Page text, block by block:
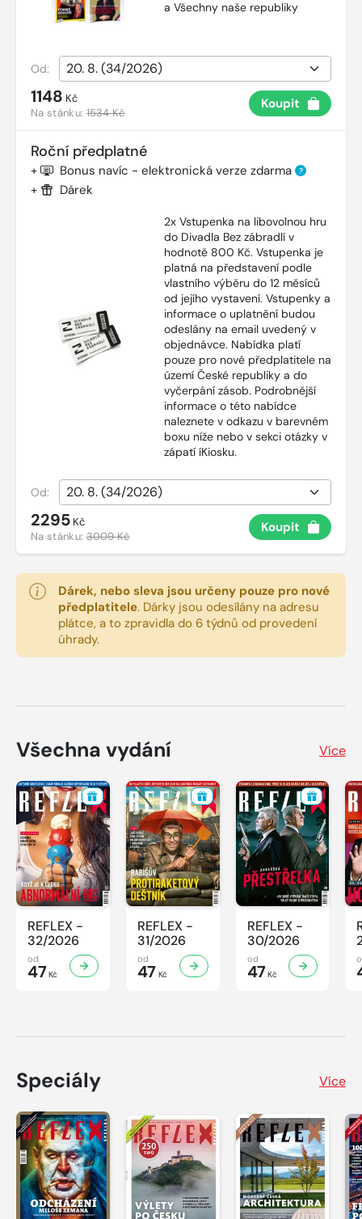
a Všechny naše republiky
Od:
1148 Kč
Na stánku:1534 Kč
Koupit
Roční předplatné
+ Bonus navíc - elektronická verze zdarma ?
+ Dárek
2x Vstupenka na libovolnou hru
do Divadla Bez zábradlí v
hodnotě 800 Kč. Vstupenka je
platná na představení podle
vlastního výběru do 12 měsíců
od jejího vystavení. Vstupenky a
informace o uplatnění budou
odeslány na email uvedený v
objednávce. Nabídka platí
pouze pro nové předplatitele na
území České republiky a do
vyčerpání zásob. Podrobnější
informace o této nabídce
naleznete v odkazu v barevném
boxu níže nebo v sekci otázky v
zápatí íKiosku.
Od:
2295 Kč
Na stánku:3009 Kč
Koupit
Dárek, nebo sleva jsou určeny pouze pro nové
předplatitele. Dárky jsou odesílány na adresu
plátce, a to zpravidla do 6 týdnů od provedení
úhrady.
Všechna vydání Více
REFLEX -
32/2026
od
47 Kč
REFLEX -
31/2026
od
47 Kč
REFLEX -
30/2026
od
47Kč
Speciály Více